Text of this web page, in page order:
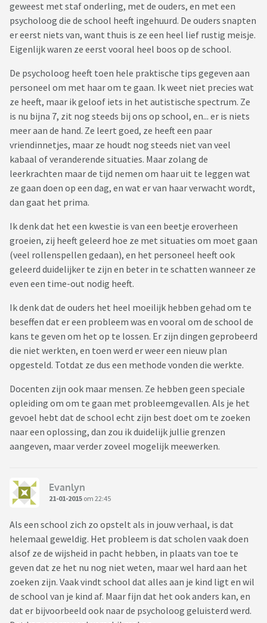
geweest met staf onderling, met de ouders, en met een
psycholoog die de school heeft ingehuurd. De ouders snapten
er eerst niets van, want thuis is ze een heel lief rustig meisje.
Eigenlijk waren ze eerst vooral heel boos op de school.
De psycholoog heeft toen hele praktische tips gegeven aan
personeel om met haar om te gaan. Ik weet niet precies wat
ze heeft, maar ik geloof iets in het autistische spectrum. Ze
is nu bijna 7, zit nog steeds bij ons op school, en... er is niets
meer aan de hand. Ze leert goed, ze heeft een paar
vriendinnetjes, maar ze houdt nog steeds niet van veel
kabaal of veranderende situaties. Maar zolang de
leerkrachten maar de tijd nemen om haar uit te leggen wat
ze gaan doen op een dag, en wat er van haar verwacht wordt,
dan gaat het prima.
Ik denk dat het een kwestie is van een beetje eroverheen
groeien, zij heeft geleerd hoe ze met situaties om moet gaan
(veel rollenspellen gedaan), en het personeel heeft ook
geleerd duidelijker te zijn en beter in te schatten wanneer ze
even een time-out nodig heeft.
Ik denk dat de ouders het heel moeilijk hebben gehad om te
beseffen dat er een probleem was en vooral om de school de
kans te geven om het op te lossen. Er zijn dingen geprobeerd
die niet werkten, en toen werd er weer een nieuw plan
opgesteld. Totdat ze dus een methode vonden die werkte.
Docenten zijn ook maar mensen. Ze hebben geen speciale
opleiding om om te gaan met probleemgevallen. Als je het
gevoel hebt dat de school echt zijn best doet om te zoeken
naar een oplossing, dan zou ik duidelijk jullie grenzen
aangeven, maar verder zoveel mogelijk meewerken.
Evanlyn
21-01-2015 om 22:45
Als een school zich zo opstelt als in jouw verhaal, is dat
helemaal geweldig. Het probleem is dat scholen vaak doen
alsof ze de wijsheid in pacht hebben, in plaats van toe te
geven dat ze het nu nog niet weten, maar wel hard aan het
zoeken zijn. Vaak vindt school dat alles aan je kind ligt en wil
de school van je kind af. Maar fijn dat het ook anders kan, en
dat er bijvoorbeeld ook naar de psycholoog geluisterd werd.